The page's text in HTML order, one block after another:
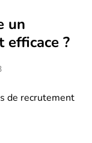
un
efficace ?
de recrutement